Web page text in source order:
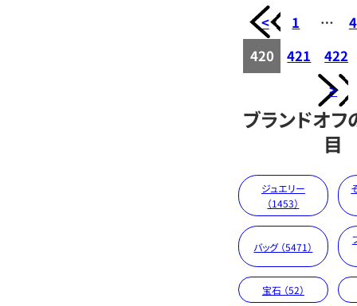
< 1 …
420
421
422
>
ブランドオ
目
ジュエリー
（1453）
バッグ （5471）
宝石 （52）